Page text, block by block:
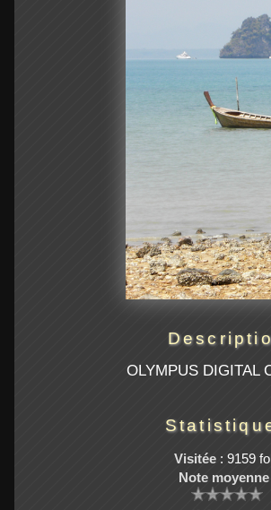
OLYMPUS DIGITAL
Visitée : 9159
Note moyenne